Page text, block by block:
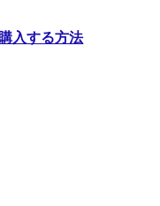
入する方法